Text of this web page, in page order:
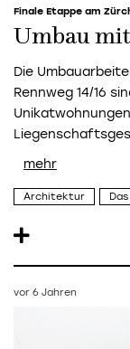
Finale Etappe am
Umbau
Die
Rennweg 14/16
Architektur
vor 6 Jahren